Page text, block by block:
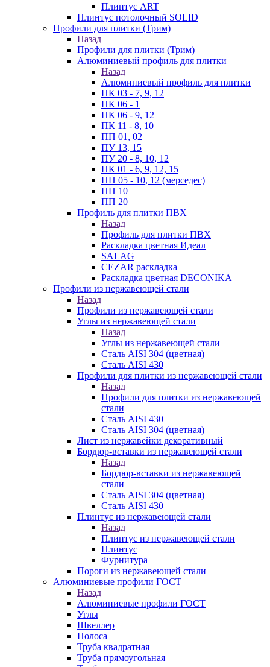
Плинтус ART
Плинтус потолочный SOLID
Профили для плитки (Трим)
Назад
Профили для плитки (Трим)
Алюминиевый профиль для плитки
Назад
Алюминиевый профиль для плитки
ПК 03 - 7, 9, 12
ПК 06 - 1
ПК 06 - 9, 12
ПК 11 - 8, 10
ПП 01, 02
ПУ 13, 15
ПУ 20 - 8, 10, 12
ПК 01 - 6, 9, 12, 15
ПП 05 - 10, 12 (мерседес)
ПП 10
ПП 20
Профиль для плитки ПВХ
Назад
Профиль для плитки ПВХ
Раскладка цветная Идеал
SALAG
CEZAR раскладка
Раскладка цветная DECONIKA
Профили из нержавеющей стали
Назад
Профили из нержавеющей стали
Углы из нержавеющей стали
Назад
Углы из нержавеющей стали
Сталь AISI 304 (цветная)
Сталь AISI 430
Профили для плитки из нержавеющей стали
Назад
Профили для плитки из нержавеющей
стали
Сталь AISI 430
Сталь AISI 304 (цветная)
Лист из нержавейки декоративный
Бордюр-вставки из нержавеющей стали
Назад
Бордюр-вставки из нержавеющей
стали
Сталь AISI 304 (цветная)
Сталь AISI 430
Плинтус из нержавеющей стали
Назад
Плинтус из нержавеющей стали
Плинтус
Фурнитура
Пороги из нержавеющей стали
Алюминиевые профили ГОСТ
Назад
Алюминиевые профили ГОСТ
Углы
Швеллер
Полоса
Труба квадратная
Труба прямоугольная